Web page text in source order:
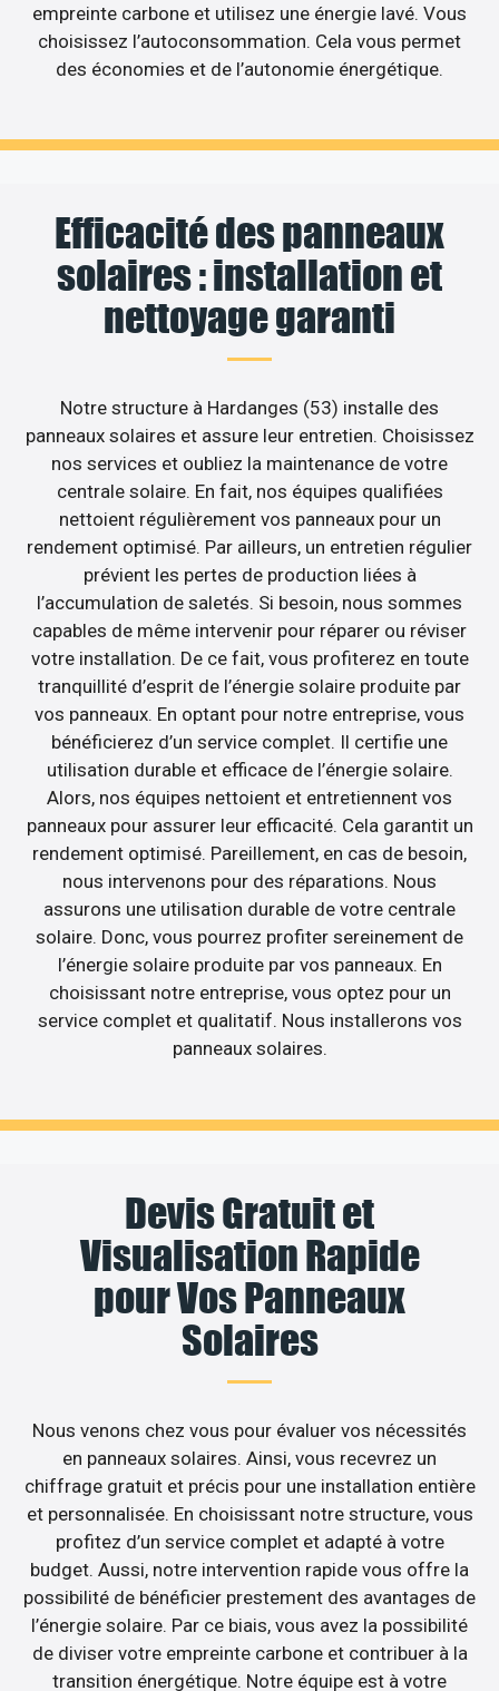
empreinte carbone et utilisez une énergie lavé. Vous
choisissez l’autoconsommation. Cela vous permet
des économies et de l’autonomie énergétique.
Efficacité des panneaux
solaires : installation et
nettoyage garanti
Notre structure à Hardanges (53) installe des
panneaux solaires et assure leur entretien. Choisissez
nos services et oubliez la maintenance de votre
centrale solaire. En fait, nos équipes qualifiées
nettoient régulièrement vos panneaux pour un
rendement optimisé. Par ailleurs, un entretien régulier
prévient les pertes de production liées à
l’accumulation de saletés. Si besoin, nous sommes
capables de même intervenir pour réparer ou réviser
votre installation. De ce fait, vous profiterez en toute
tranquillité d’esprit de l’énergie solaire produite par
vos panneaux. En optant pour notre entreprise, vous
bénéficierez d’un service complet. Il certifie une
utilisation durable et efficace de l’énergie solaire.
Alors, nos équipes nettoient et entretiennent vos
panneaux pour assurer leur efficacité. Cela garantit un
rendement optimisé. Pareillement, en cas de besoin,
nous intervenons pour des réparations. Nous
assurons une utilisation durable de votre centrale
solaire. Donc, vous pourrez profiter sereinement de
l’énergie solaire produite par vos panneaux. En
choisissant notre entreprise, vous optez pour un
service complet et qualitatif. Nous installerons vos
panneaux solaires.
Devis Gratuit et
Visualisation Rapide
pour Vos Panneaux
Solaires
Nous venons chez vous pour évaluer vos nécessités
en panneaux solaires. Ainsi, vous recevrez un
chiffrage gratuit et précis pour une installation entière
et personnalisée. En choisissant notre structure, vous
profitez d’un service complet et adapté à votre
budget. Aussi, notre intervention rapide vous offre la
possibilité de bénéficier prestement des avantages de
l’énergie solaire. Par ce biais, vous avez la possibilité
de diviser votre empreinte carbone et contribuer à la
transition énergétique. Notre équipe est à votre